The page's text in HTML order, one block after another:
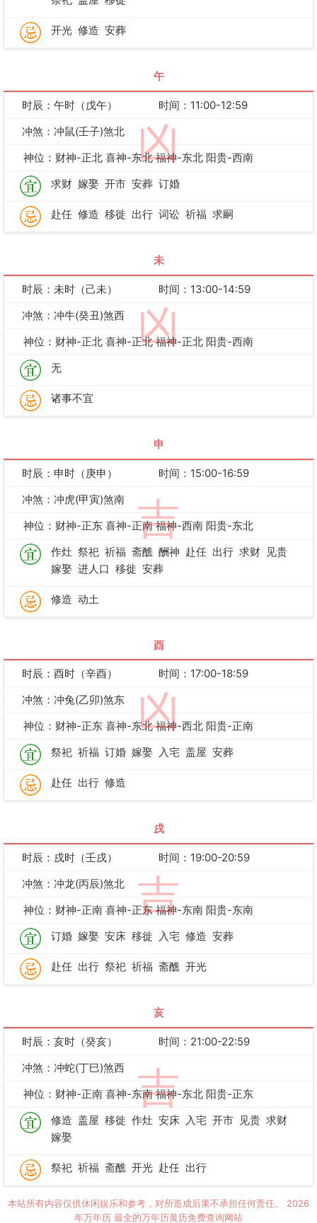
开光 修造 安葬
午
凶
时辰：午时（戊午）
时间：11:00-12:59
冲煞：冲鼠(壬子)煞北
神位：财神-正北 喜神-东北 福神-东北 阳贵-西南
求财 嫁娶 开市 安葬 订婚
赴任 修造 移徙 出行 词讼 祈福 求嗣
未
凶
时辰：未时（己未）
时间：13:00-14:59
冲煞：冲牛(癸丑)煞西
神位：财神-正北 喜神-正北 福神-正北 阳贵-西南
无
诸事不宜
申
吉
时辰：申时（庚申）
时间：15:00-16:59
冲煞：冲虎(甲寅)煞南
神位：财神-正东 喜神-正南 福神-西南 阳贵-东北
作灶 祭祀 祈福 斋醮 酬神 赴任 出行 求财 见贵
嫁娶 进人口 移徙 安葬
修造 动土
酉
凶
时辰：酉时（辛酉）
时间：17:00-18:59
冲煞：冲兔(乙卯)煞东
神位：财神-正东 喜神-东北 福神-西北 阳贵-正南
祭祀 祈福 订婚 嫁娶 入宅 盖屋 安葬
赴任 出行 修造
戌
吉
时辰：戌时（壬戌）
时间：19:00-20:59
冲煞：冲龙(丙辰)煞北
神位：财神-正南 喜神-正东 福神-东南 阳贵-东南
订婚 嫁娶 安床 移徙 入宅 修造 安葬
赴任 出行 祭祀 祈福 斋醮 开光
亥
吉
时辰：亥时（癸亥）
时间：21:00-22:59
冲煞：冲蛇(丁巳)煞西
神位：财神-正南 喜神-东南 福神-东北 阳贵-正东
修造 盖屋 移徙 作灶 安床 入宅 开市 见贵 求财
嫁娶
祭祀 祈福 斋醮 开光 赴任 出行
本站所有内容仅供休闲娱乐和参考，对所造成后果不承担任何责任。 2026
年万年历 最全的万年历黄历免费查询网站